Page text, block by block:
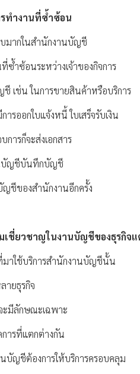
ทำงานที่ซ้ำซ้อน
ากในสำนักงานบัญชี
ซ้ำซ้อนระหว่างเจ้าของกิจการ
เช่น ในการขายสินค้าหรือบริการ
ารออกใบแจ้งหนี้ ใบเสร็จรับเงิน
ารก็จะส่งเอกสาร
บัญชีบันทึกบัญชี
ญชีของสำนักงานอีกครั้ง
เชี่ยวชาญในงานบัญชีของธุรกิจ
มาใช้บริการสำนักงานบัญชีนั้น
ายธุรกิจ
ะมีลักษณะเฉพาะ
การที่แตกต่างกัน
บัญชีต้องการให้บริการครอบคลุม